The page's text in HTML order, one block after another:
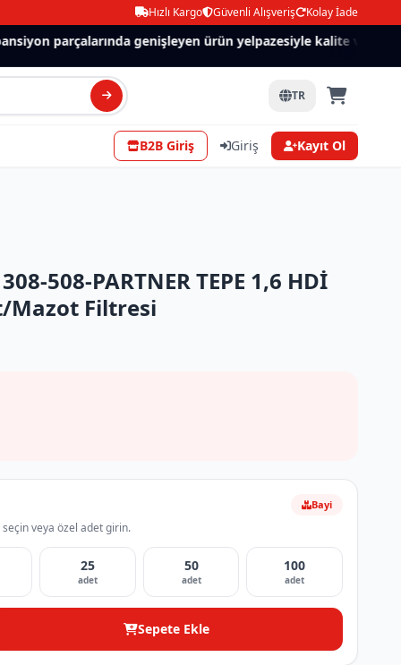
Hızlı Kargo Güvenli Alışveriş Kolay İade
parçalarında genişleyen ürün yelpazesiyle kalite ve güven.
TR
B2B Giriş Giriş Kayıt Ol
508-PARTNER TEPE 1,6 HDİ
Mazot Filtresi
veya özel adet girin.
Bayi
25
adet
50
adet
100
adet
Sepete Ekle